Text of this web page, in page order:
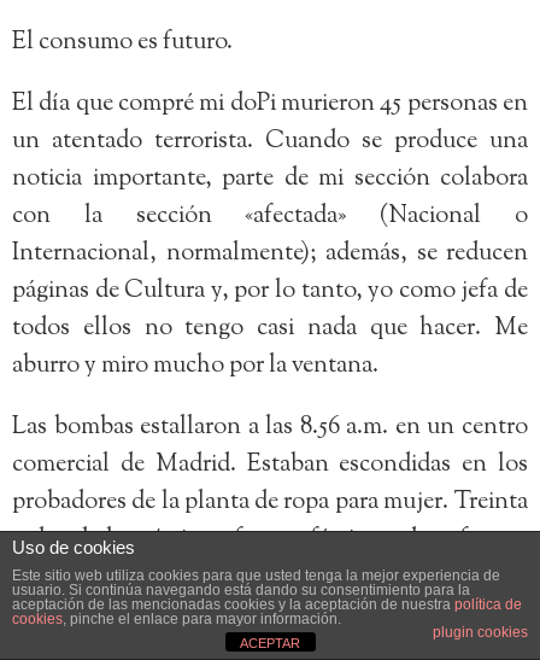
El consumo es futuro.
El día que compré mi doPi murieron 45 personas en
un atentado terrorista. Cuando se produce una
noticia importante, parte de mi sección colabora
con la sección «afectada» (Nacional o
Internacional, normalmente); además, se reducen
páginas de Cultura y, por lo tanto, yo como jefa de
todos ellos no tengo casi nada que hacer. Me
aburro y miro mucho por la ventana.
Las bombas estallaron a las 8.56 a.m. en un centro
comercial de Madrid. Estaban escondidas en los
probadores de la planta de ropa para mujer. Treinta
y dos de las víctimas fueron féminas; doce fueron
niños. Sólo falleció un hombre. Resultaron heridas
varias decenas de personas más, en proporción
similar a la de los muertos en lo que a sexo y edad
Uso de cookies
Este sitio web utiliza cookies para que usted tenga la mejor experiencia de
usuario. Si continúa navegando está dando su consentimiento para la
aceptación de las mencionadas cookies y la aceptación de nuestra política de
cookies, pinche el enlace para mayor información.
plugin cookies
ACEPTAR